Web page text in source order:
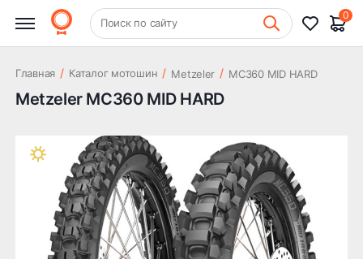
+7 (831) 261-35-35 Шиномонтаж
Поиск по сайту
0
Главная / Каталог мотошин / Metzeler / MC360 MID HARD
Metzeler MC360 MID HARD